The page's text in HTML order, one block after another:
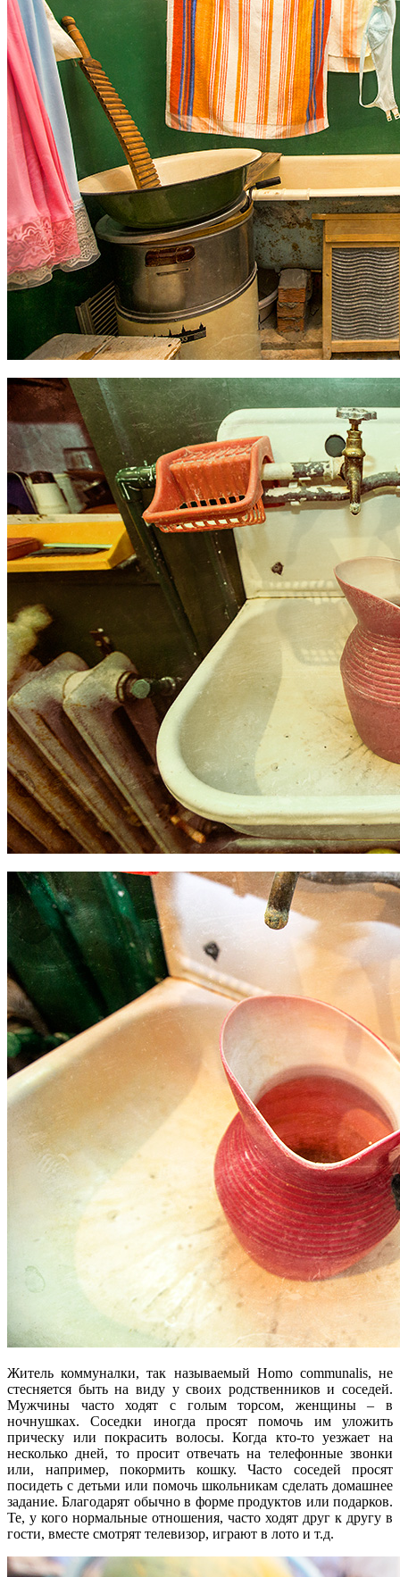
Житель коммуналки, так называемый Homo communalis, не
стесняется быть на виду у своих родственников и соседей.
Мужчины часто ходят с голым торсом, женщины – в
ночнушках. Соседки иногда просят помочь им уложить
прическу или покрасить волосы. Когда кто-то уезжает на
несколько дней, то просит отвечать на телефонные звонки
или, например, покормить кошку. Часто соседей просят
посидеть с детьми или помочь школьникам сделать домашнее
задание. Благодарят обычно в форме продуктов или подарков.
Те, у кого нормальные отношения, часто ходят друг к другу в
гости, вместе смотрят телевизор, играют в лото и т.д.